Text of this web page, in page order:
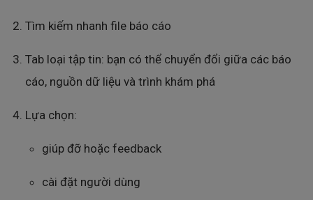
Tìm kiếm nhanh file báo cáo
Tab loại tập tin: bạn có thể chuyển đổi giữa các báo
cáo, nguồn dữ liệu và trình khám phá
Lựa chọn:
giúp đỡ hoặc feedback
cài đặt người dùng